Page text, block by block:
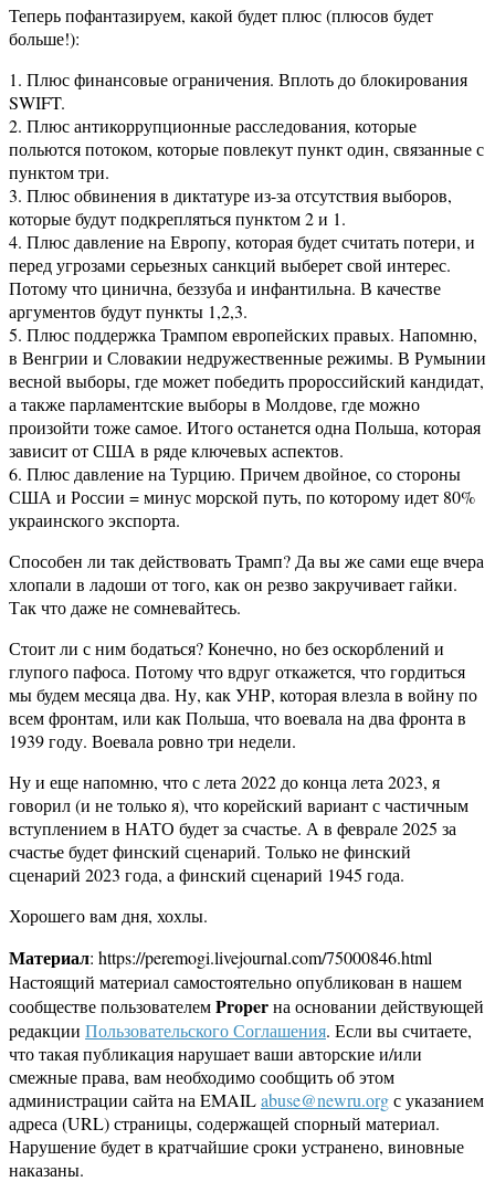
Теперь пофантазируем, какой будет плюс (плюсов будет
больше!):
1. Плюс финансовые ограничения. Вплоть до блокирования
SWIFT.
2. Плюс антикоррупционные расследования, которые
польются потоком, которые повлекут пункт один, связанные с
пунктом три.
3. Плюс обвинения в диктатуре из-за отсутствия выборов,
которые будут подкрепляться пунктом 2 и 1.
4. Плюс давление на Европу, которая будет считать потери, и
перед угрозами серьезных санкций выберет свой интерес.
Потому что цинична, беззуба и инфантильна. В качестве
аргументов будут пункты 1,2,3.
5. Плюс поддержка Трампом европейских правых. Напомню,
в Венгрии и Словакии недружественные режимы. В Румынии
весной выборы, где может победить пророссийский кандидат,
а также парламентские выборы в Молдове, где можно
произойти тоже самое. Итого останется одна Польша, которая
зависит от США в ряде ключевых аспектов.
6. Плюс давление на Турцию. Причем двойное, со стороны
США и России = минус морской путь, по которому идет 80%
украинского экспорта.
Способен ли так действовать Трамп? Да вы же сами еще вчера
хлопали в ладоши от того, как он резво закручивает гайки.
Так что даже не сомневайтесь.
Стоит ли с ним бодаться? Конечно, но без оскорблений и
глупого пафоса. Потому что вдруг откажется, что гордиться
мы будем месяца два. Ну, как УНР, которая влезла в войну по
всем фронтам, или как Польша, что воевала на два фронта в
1939 году. Воевала ровно три недели.
Ну и еще напомню, что с лета 2022 до конца лета 2023, я
говорил (и не только я), что корейский вариант с частичным
вступлением в НАТО будет за счастье. А в феврале 2025 за
счастье будет финский сценарий. Только не финский
сценарий 2023 года, а финский сценарий 1945 года.
Хорошего вам дня, хохлы.
Материал: https://peremogi.livejournal.com/75000846.html
Настоящий материал самостоятельно опубликован в нашем
сообществе пользователемProperна основании действующей
редакции Пользовательского Соглашения. Если вы считаете,
что такая публикация нарушает ваши авторские и/или
смежные права, вам необходимо сообщить об этом
администрации сайта на EMAILabuse@newru.orgс указанием
адреса (URL) страницы, содержащей спорный материал.
Нарушение будет в кратчайшие сроки устранено, виновные
наказаны.